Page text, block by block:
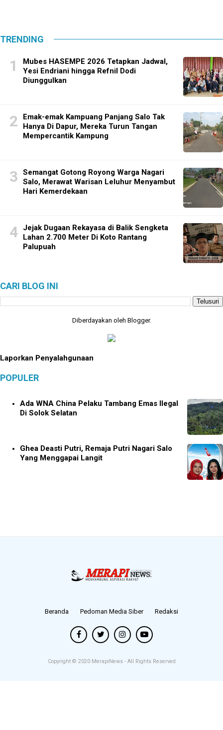
TRENDING
Mubes HASEMPE 2026 Tetapkan Jadwal,
Yesi Endriani hingga Refnil Dodi
Diunggulkan
Emak-emak Kampuang Panjang Salo Tak
Hanya Di Dapur, Mereka Turun Tangan
Mempercantik Kampung
Semangat Gotong Royong Warga Nagari
Salo, Merawat Warisan Leluhur Menyambut
Hari Kemerdekaan
Jejak Dugaan Rekayasa di Balik Sengketa
Lahan 2.700 Meter Di Koto Rantang
Palupuah
CARI BLOG INI
Diberdayakan oleh Blogger.
Laporkan Penyalahgunaan
POPULER
Ada WNA China Pelaku Tambang Emas Ilegal
Di Solok Selatan
Ghea Deasti Putri, Remaja Putri Nagari Salo
Yang Menggapai Langit
Beranda Pedoman Media Siber Redaksi
Copyright © 2020 MerapiNews - All Rights Reserved